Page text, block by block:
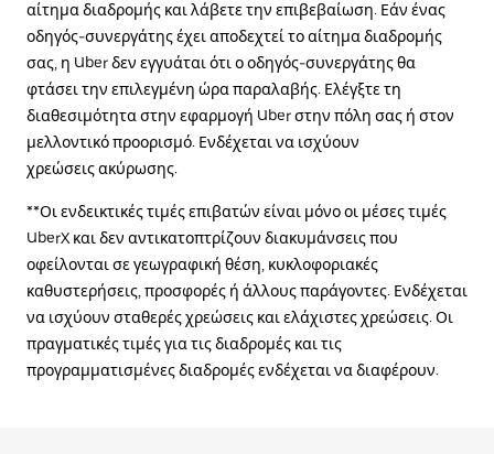
αίτημα διαδρομής και λάβετε την επιβεβαίωση. Εάν ένας
οδηγός-συνεργάτης έχει αποδεχτεί το αίτημα διαδρομής
σας, η Uber δεν εγγυάται ότι ο οδηγός-συνεργάτης θα
φτάσει την επιλεγμένη ώρα παραλαβής. Ελέγξτε τη
διαθεσιμότητα στην εφαρμογή Uber στην πόλη σας ή στον
μελλοντικό προορισμό. Ενδέχεται να ισχύουν
χρεώσεις ακύρωσης.
**Οι ενδεικτικές τιμές επιβατών είναι μόνο οι μέσες τιμές
UberX και δεν αντικατοπτρίζουν διακυμάνσεις που
οφείλονται σε γεωγραφική θέση, κυκλοφοριακές
καθυστερήσεις, προσφορές ή άλλους παράγοντες. Ενδέχεται
να ισχύουν σταθερές χρεώσεις και ελάχιστες χρεώσεις. Οι
πραγματικές τιμές για τις διαδρομές και τις
προγραμματισμένες διαδρομές ενδέχεται να διαφέρουν.